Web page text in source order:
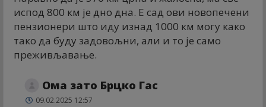
испод 800 км је дно дна. Е сад ови новопечени
пензионери што иду изнад 1000 км могу како
тако да буду задовољни, али и то је само
преживљавање.
Ома зато Брцко Гас
09.02.2025 12:57